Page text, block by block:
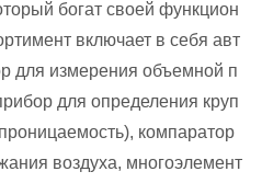
богат своей функцион
включает в себя авт
для измерения объемной п
для определения круп
компаратор
воздуха, многоэлемент